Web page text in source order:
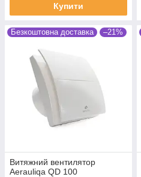
Купити
Безкоштовна доставка –21%
Витяжний вентилятор
Aerauliqa QD 100